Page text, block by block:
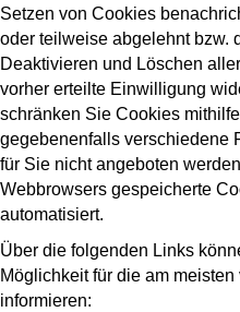
Setzen von Cookies
oder teilweise abgelehnt bzw.
Deaktivieren und Löschen
vorher erteilte Einwilligung
schränken Sie Cookies
gegebenenfalls verschiedene
für Sie nicht angeboten
Webbrowsers gespeicherte
automatisiert.
Über die folgenden Links
Möglichkeit für die am
informieren: